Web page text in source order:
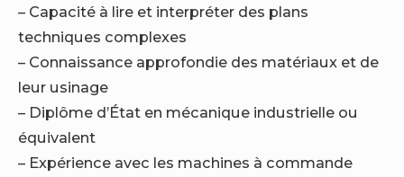
– Capacité à lire et interpréter des plans
techniques complexes
– Connaissance approfondie des matériaux et de
leur usinage
– Diplôme d’État en mécanique industrielle ou
équivalent
– Expérience avec les machines à commande